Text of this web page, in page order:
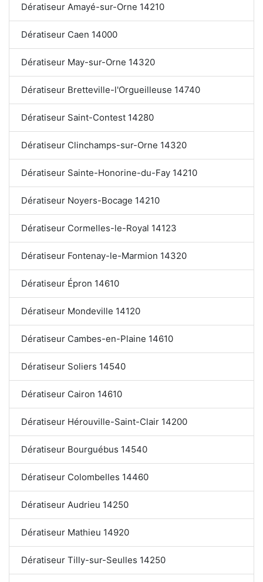
Dératiseur Amayé-sur-Orne 14210
Dératiseur Caen 14000
Dératiseur May-sur-Orne 14320
Dératiseur Bretteville-l'Orgueilleuse 14740
Dératiseur Saint-Contest 14280
Dératiseur Clinchamps-sur-Orne 14320
Dératiseur Sainte-Honorine-du-Fay 14210
Dératiseur Noyers-Bocage 14210
Dératiseur Cormelles-le-Royal 14123
Dératiseur Fontenay-le-Marmion 14320
Dératiseur Épron 14610
Dératiseur Mondeville 14120
Dératiseur Cambes-en-Plaine 14610
Dératiseur Soliers 14540
Dératiseur Cairon 14610
Dératiseur Hérouville-Saint-Clair 14200
Dératiseur Bourguébus 14540
Dératiseur Colombelles 14460
Dératiseur Audrieu 14250
Dératiseur Mathieu 14920
Dératiseur Tilly-sur-Seulles 14250